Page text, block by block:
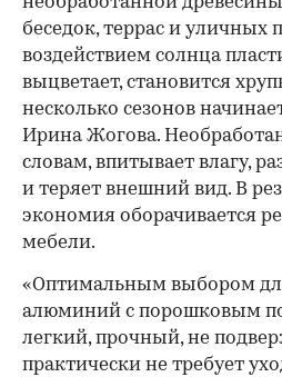
беседок, террас и уличных
воздействием солнца
выцветает, становится
несколько сезонов
Ирина Жогова.
словам, впитывает влагу,
и теряет внешний вид. В
экономия оборачивается
мебели.
«Оптимальным выбором
алюминий с порошковым
легкий, прочный, не
практически не требует